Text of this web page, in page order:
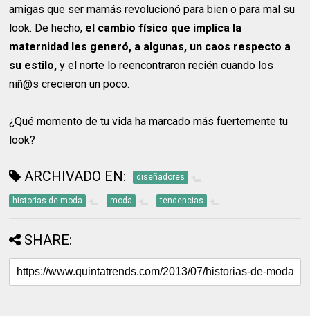
amigas que ser mamás revolucionó para bien o para mal su
look. De hecho, el cambio físico que implica la
maternidad les generó, a algunas, un caos respecto a
su estilo, y el norte lo reencontraron recién cuando los
niñ@s crecieron un poco.
¿Qué momento de tu vida ha marcado más fuertemente tu
look?
ARCHIVADO EN: diseñadores
historias de moda moda tendencias
SHARE: